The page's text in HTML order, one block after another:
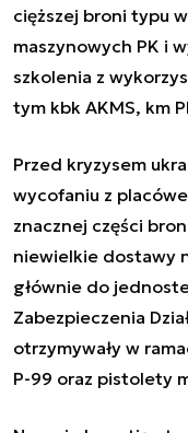
cięższej broni typu
maszynowych PK i
szkolenia z
tym kbk AKMS, km
Przed kryzysem
wycofaniu z
znacznej części
niewielkie dostawy
głównie do
Zabezpieczenia
otrzymywały w
P-99 oraz pistolety